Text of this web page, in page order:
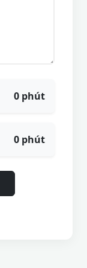
0 phút
0 phút